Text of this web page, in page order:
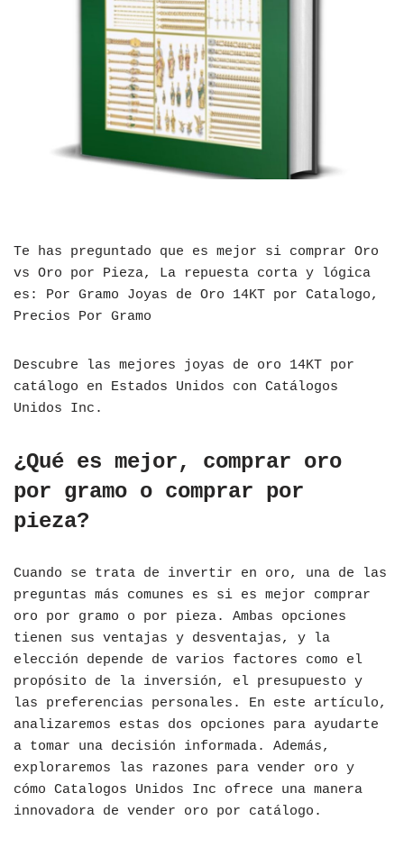
Te has preguntado que es mejor si comprar Oro
vs Oro por Pieza, La repuesta corta y lógica
es: Por Gramo Joyas de Oro 14KT por Catalogo,
Precios Por Gramo
Descubre las mejores joyas de oro 14KT por
catálogo en Estados Unidos con Catálogos
Unidos Inc.
¿Qué es mejor, comprar oro
por gramo o comprar por
pieza?
Cuando se trata de invertir en oro, una de las
preguntas más comunes es si es mejor comprar
oro por gramo o por pieza. Ambas opciones
tienen sus ventajas y desventajas, y la
elección depende de varios factores como el
propósito de la inversión, el presupuesto y
las preferencias personales. En este artículo,
analizaremos estas dos opciones para ayudarte
a tomar una decisión informada. Además,
exploraremos las razones para vender oro y
cómo Catalogos Unidos Inc ofrece una manera
innovadora de vender oro por catálogo.